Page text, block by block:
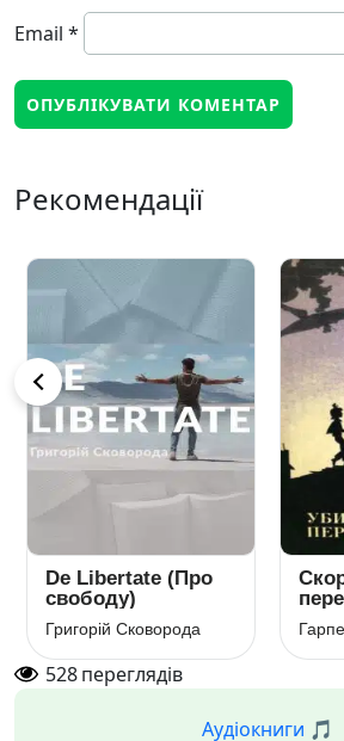
Email *
Рекомендації
De Libertate (Про
свободу)
Григорій Сковорода
528переглядів
Аудіокниги 🎵